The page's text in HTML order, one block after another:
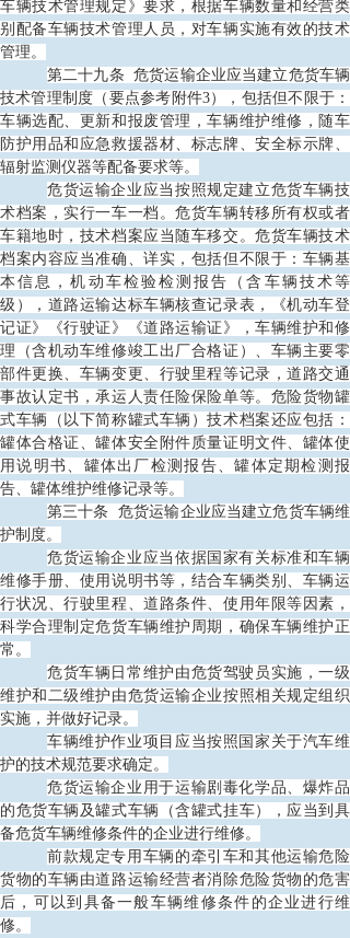
车辆技术管理规定》要求，根据车辆数量和经营类
别配备车辆技术管理人员，对车辆实施有效的技术
管理。
第二十九条 危货运输企业应当建立危货车辆
技术管理制度（要点参考附件3），包括但不限于：
车辆选配、更新和报废管理，车辆维护维修，随车
防护用品和应急救援器材、标志牌、安全标示牌、
辐射监测仪器等配备要求等。
危货运输企业应当按照规定建立危货车辆技
术档案，实行一车一档。危货车辆转移所有权或者
车籍地时，技术档案应当随车移交。危货车辆技术
档案内容应当准确、详实，包括但不限于：车辆基
本信息，机动车检验检测报告（含车辆技术等
级），道路运输达标车辆核查记录表，《机动车登
记证》《行驶证》《道路运输证》，车辆维护和修
理（含机动车维修竣工出厂合格证）、车辆主要零
部件更换、车辆变更、行驶里程等记录，道路交通
事故认定书，承运人责任险保险单等。危险货物罐
式车辆（以下简称罐式车辆）技术档案还应包括：
罐体合格证、罐体安全附件质量证明文件、罐体使
用说明书、罐体出厂检测报告、罐体定期检测报
告、罐体维护维修记录等。
第三十条
危货运输企业应当建立危货车辆维
护制度。
危货运输企业应当依据国家有关标准和车辆
维修手册、使用说明书等，结合车辆类别、车辆运
行状况、行驶里程、道路条件、使用年限等因素，
科学合理制定危货车辆维护周期，确保车辆维护正
常。
危货车辆日常维护由危货驾驶员实施，一级
维护和二级维护由危货运输企业按照相关规定组织
实施，并做好记录。
车辆维护作业项目应当按照国家关于汽车维
护的技术规范要求确定。
危货运输企业用于运输剧毒化学品、爆炸品
的危货车辆及罐式车辆（含罐式挂车），应当到具
备危货车辆维修条件的企业进行维修。
前款规定专用车辆的牵引车和其他运输危险
货物的车辆由道路运输经营者消除危险货物的危害
后，可以到具备一般车辆维修条件的企业进行维
修。